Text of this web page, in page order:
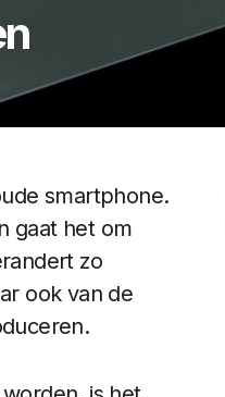
smartphone.
gaat het om
zo
ook van de